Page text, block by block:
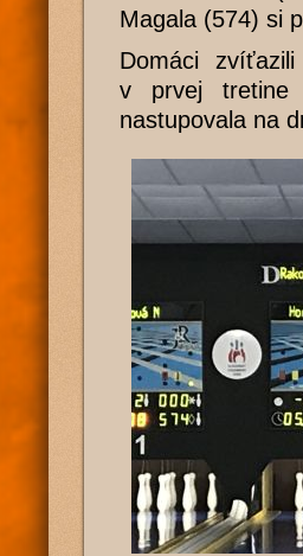
Magala (574) si
Domáci
v prvej tretine
nastupovala na